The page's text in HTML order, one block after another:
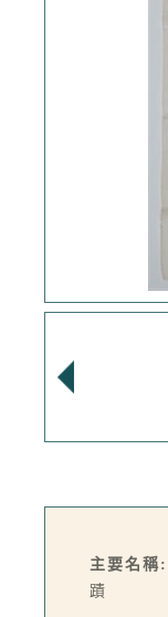
主要名稱:
蹟